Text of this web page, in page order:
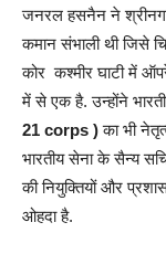
जनरल हसनैन ने
कमान संभाली थी जिसे
कोर कश्मीर घाटी में
में से एक है. उन्होंने
21 corps )का भी
भारतीय सेना के सैन्य
की नियुक्तियों और
ओहदा है.